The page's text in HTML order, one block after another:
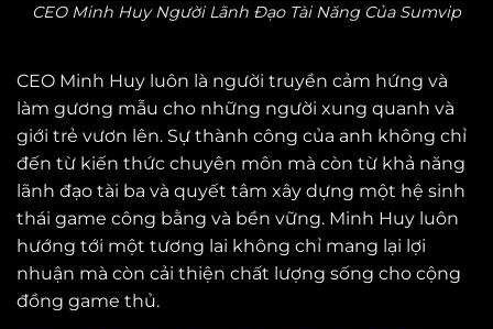
CEO Minh Huy Người Lãnh Đạo Tài Năng Của Sumvip
CEO Minh Huy luôn là người truyền cảm hứng và
làm gương mẫu cho những người xung quanh và
giới trẻ vươn lên. Sự thành công của anh không chỉ
đến từ kiến thức chuyên môn mà còn từ khả năng
lãnh đạo tài ba và quyết tâm xây dựng một hệ sinh
thái game công bằng và bền vững. Minh Huy luôn
hướng tới một tương lai không chỉ mang lại lợi
nhuận mà còn cải thiện chất lượng sống cho cộng
đồng game thủ.